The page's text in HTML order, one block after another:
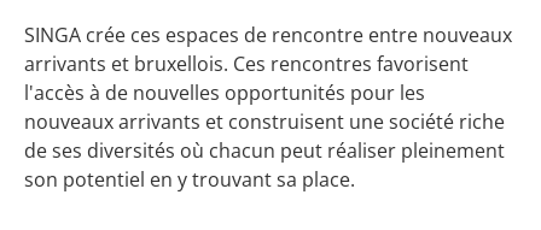
SINGA crée ces espaces de rencontre entre nouveaux
arrivants et bruxellois. Ces rencontres favorisent
l'accès à de nouvelles opportunités pour les
nouveaux arrivants et construisent une société riche
de ses diversités où chacun peut réaliser pleinement
son potentiel en y trouvant sa place.